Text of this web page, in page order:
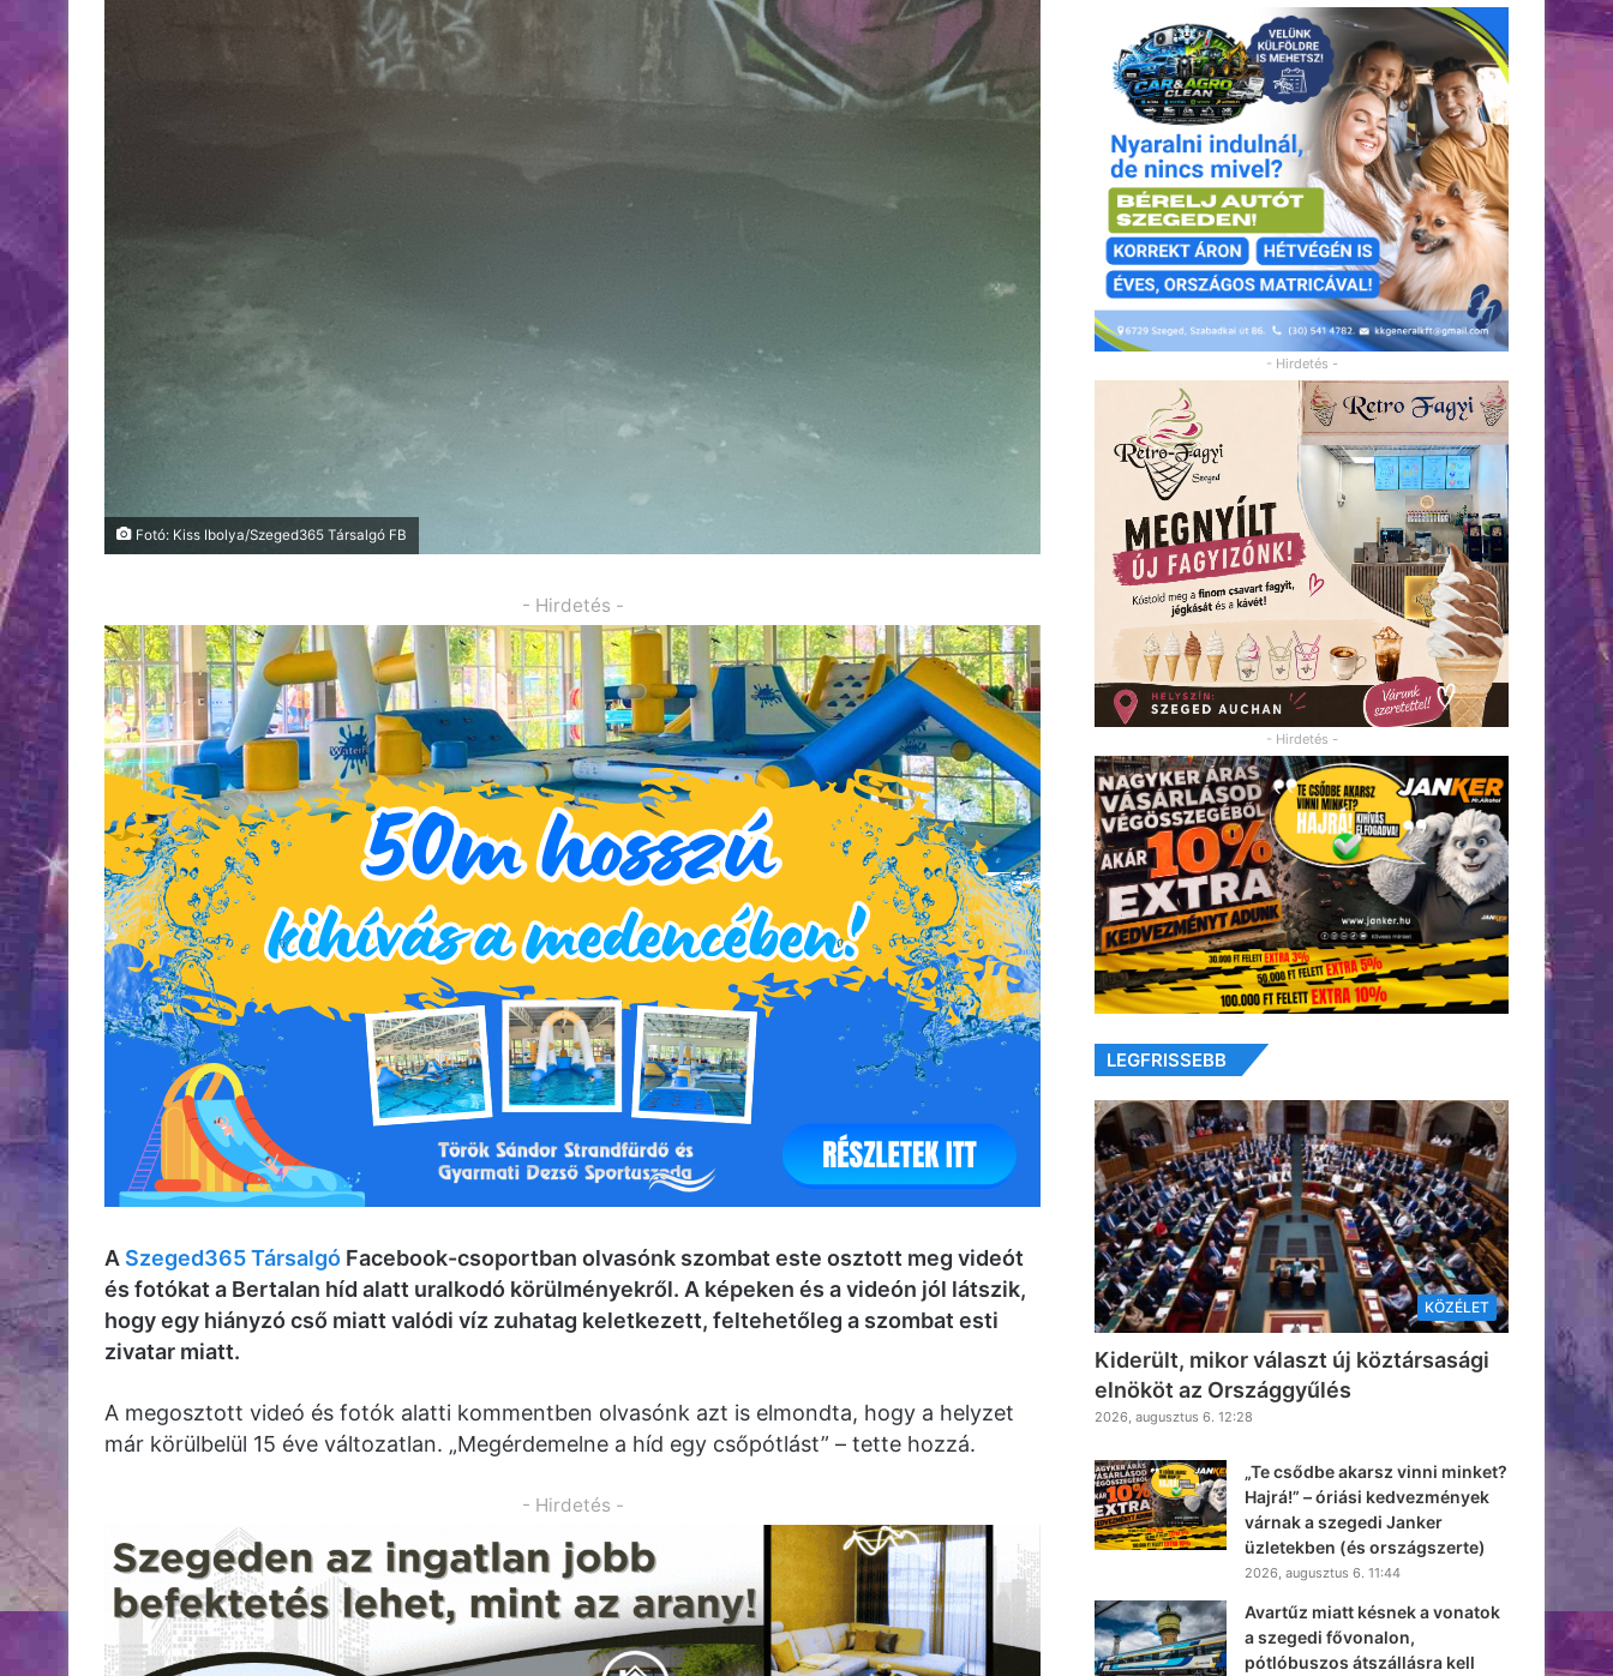
Fotó: Kiss Ibolya/Szeged365 Társalgó FB
- Hirdetés -
A Szeged365 Társalgó Facebook-csoportban olvasónk szombat este osztott meg videót
és fotókat a Bertalan híd alatt uralkodó körülményekről. A képeken és a videón jól látszik,
hogy egy hiányzó cső miatt valódi víz zuhatag keletkezett, feltehetőleg a szombat esti
zivatar miatt.
A megosztott videó és fotók alatti kommentben olvasónk azt is elmondta, hogy a helyzet
már körülbelül 15 éve változatlan. „Megérdemelne a híd egy csőpótlást” – tette hozzá.
- Hirdetés -
- Hirdetés -
- Hirdetés -
LEGFRISSEBB
KÖZÉLET
Kiderült, mikor választ új köztársasági
elnököt az Országgyűlés
2026, augusztus 6. 12:28
„Te csődbe akarsz vinni minket?
Hajrá!” – óriási kedvezmények
várnak a szegedi Janker
üzletekben (és országszerte)
2026, augusztus 6. 11:44
Avartűz miatt késnek a vonatok
a szegedi fővonalon,
pótlóbuszos átszállásra kell